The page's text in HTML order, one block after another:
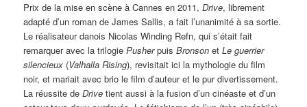
Prix de la mise en scène à Cannes en 2011,Drive, librement
adapté d’un roman de James Sallis, a fait l’unanimité à sa sortie.
Le réalisateur danois Nicolas Winding Refn, qui s’était fait
remarquer avec la trilogiePusherpuisBronson etLe guerrier
silencieux (Valhalla Rising), revisitait ici la mythologie du film
noir, et mariait avec brio le film d’auteur et le pur divertissement.
La réussite deDrivetient aussi à la fusion d’un cinéaste et d’un